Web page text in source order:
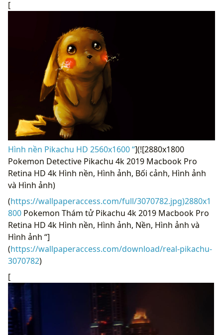
[
Hình nền Pikachu HD 2560x1600 “](![2880x1800
Pokemon Detective Pikachu 4k 2019 Macbook Pro
Retina HD 4k Hình nền, Hình ảnh, Bối cảnh, Hình ảnh
và Hình ảnh)
(https://wallpaperaccess.com/full/3070782.jpg)2880x1
800 Pokemon Thám tử Pikachu 4k 2019 Macbook Pro
Retina HD 4k Hình nền, Hình ảnh, Nền, Hình ảnh và
Hình ảnh “]
(https://wallpaperaccess.com/download/real-pikachu-
3070782)
[